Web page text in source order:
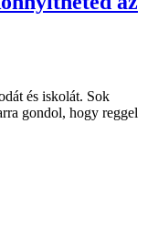
és iskolát. Sok
gondol, hogy reggel